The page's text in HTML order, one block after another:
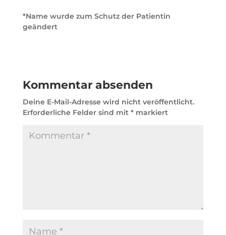
*Name wurde zum Schutz der Patientin
geändert
Kommentar absenden
Deine E-Mail-Adresse wird nicht veröffentlicht.
Erforderliche Felder sind mit *markiert